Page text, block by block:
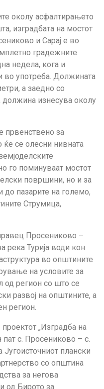
околу асфалтирањето
изградбата на мостот
и Сарај е во
градежните
недела, кога и
во употреба. Должината
а заедно со
должина изнесува околу
првенствено за
се олесни нивната
го поминуваат мостот
површини, но и за
до пазарите на големо,
Струмица,
Просениково –
река Турија води кон
во општините
на условите за
од регион со што се
развој на општините, а
регион.
„Изградба на
пат с. Просениково – с.
Југоисточниот плански
со општина
за негова
од Бирото за